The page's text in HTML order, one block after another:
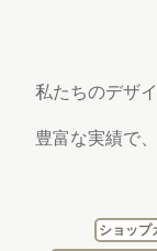
私たちのデザ
豊富な実績で
ショップ